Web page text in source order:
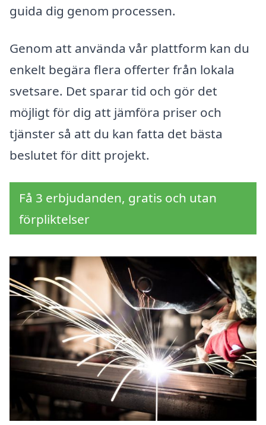
guida dig genom processen.
Genom att använda vår plattform kan du
enkelt begära flera offerter från lokala
svetsare. Det sparar tid och gör det
möjligt för dig att jämföra priser och
tjänster så att du kan fatta det bästa
beslutet för ditt projekt.
Få 3 erbjudanden, gratis och utan
förpliktelser